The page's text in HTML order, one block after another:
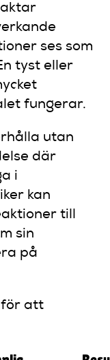
ses som
tyst eller
fungerar.
utan
där
i
kan
till
sin
på
för att